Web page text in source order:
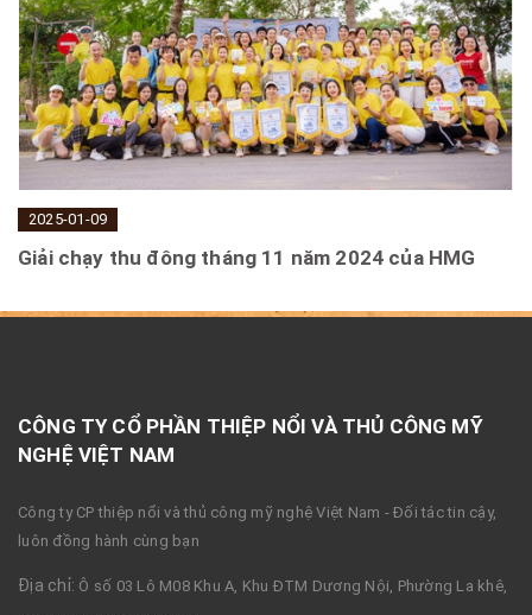
2025-01-09
Giải chạy thu đông tháng 11 năm 2024 của HMG
CÔNG TY CỔ PHẦN THIỆP NỔI VÀ THỦ CÔNG MỸ
NGHỆ VIỆT NAM
Công ty CP thiệp nổi và thủ công mỹ nghệ Việt Nam - Đối tác tin cậy,
luôn đồng hành cùng bạn
Địa chỉ: Ô số 03 Lô M08 Khu A, Khu ĐTM Dương Nội, Phường La khê,